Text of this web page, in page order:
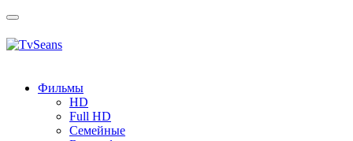
Toggle
Фильмы
HD
Full HD
Семейные